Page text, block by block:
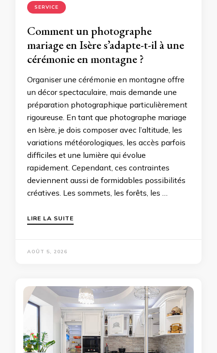
SERVICE
Comment un photographe
mariage en Isère s’adapte-t-il à une
cérémonie en montagne ?
Organiser une cérémonie en montagne offre
un décor spectaculaire, mais demande une
préparation photographique particulièrement
rigoureuse. En tant que photographe mariage
en Isère, je dois composer avec l’altitude, les
variations météorologiques, les accès parfois
difficiles et une lumière qui évolue
rapidement. Cependant, ces contraintes
deviennent aussi de formidables possibilités
créatives. Les sommets, les forêts, les …
LIRE LA SUITE
AOÛT 5, 2026